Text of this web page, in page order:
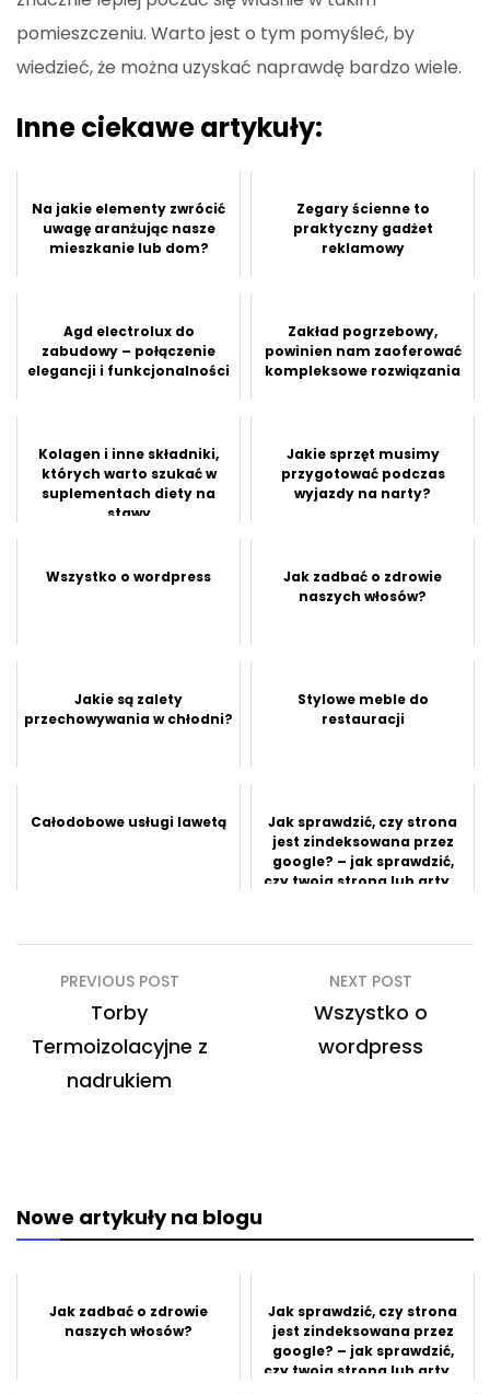
pomieszczeniu. Warto jest o tym pomyśleć, by
wiedzieć, że można uzyskać naprawdę bardzo wiele.
Inne ciekawe artykuły:
Na jakie elementy zwrócić
uwagę aranżując nasze
mieszkanie lub dom?
Zegary ścienne to
praktyczny gadżet
reklamowy
Agd electrolux do
zabudowy – połączenie
elegancji i funkcjonalności
Zakład pogrzebowy,
powinien nam zaoferować
kompleksowe rozwiązania
Kolagen i inne składniki,
których warto szukać w
suplementach diety na
stawy
Jakie sprzęt musimy
przygotować podczas
wyjazdy na narty?
Wszystko o wordpress
Jak zadbać o zdrowie
naszych włosów?
Jakie są zalety
przechowywania w chłodni?
Stylowe meble do
restauracji
Całodobowe usługi lawetą
Jak sprawdzić, czy strona
jest zindeksowana przez
google? – jak sprawdzić,
czy twoja strona lub arty...
Nawigacja
wpisu
PREVIOUS POST
Torby
Termoizolacyjne z
nadrukiem
NEXT POST
Wszystko o
wordpress
Nowe artykuły na blogu
Jak zadbać o zdrowie
naszych włosów?
Jak sprawdzić, czy strona
jest zindeksowana przez
google? – jak sprawdzić,
czy twoja strona lub arty...